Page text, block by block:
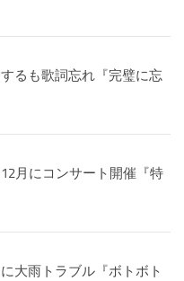
るも歌詞忘れ『完璧に忘
月にコンサート開催『特
大雨トラブル『ボトボト